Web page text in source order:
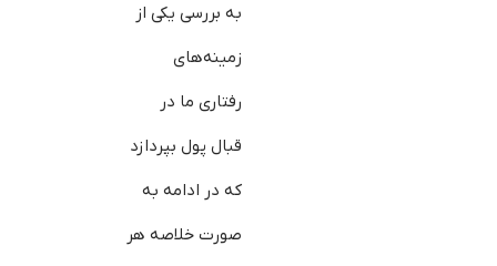
به بررسی یکی از
زمینه‌های
رفتاری ما در
قبال پول بپردازد
که در ادامه به
صورت خلاصه هر